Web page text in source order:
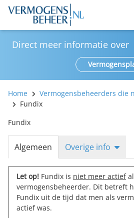
Direct meer informatie over
Home
Vermogensbeheerders die
Fundix
Fundix
Algemeen Overige info
Let op! Fundix is niet meer actief
vermogensbeheerder. Dit betreft
Fundix uit de tijd dat men als
actief was.